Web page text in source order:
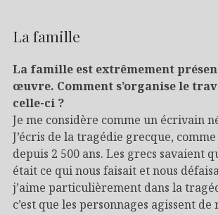
La famille
La famille est extrêmement
œuvre. Comment s’organise le
celle-ci ?
Je me considère comme un écrivain
J’écris de la tragédie grecque,
depuis 2 500 ans. Les grecs savaient
était ce qui nous faisait et nous
j’aime particulièrement dans la
c’est que les personnages agissent de